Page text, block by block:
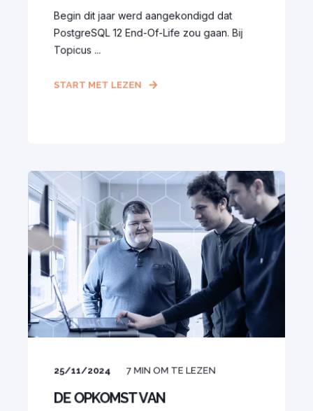
Begin dit jaar werd aangekondigd dat
PostgreSQL 12 End-Of-Life zou gaan. Bij
Topicus ...
START MET LEZEN
25/11/2024 7MIN OM TE LEZEN
DE OPKOMST VAN